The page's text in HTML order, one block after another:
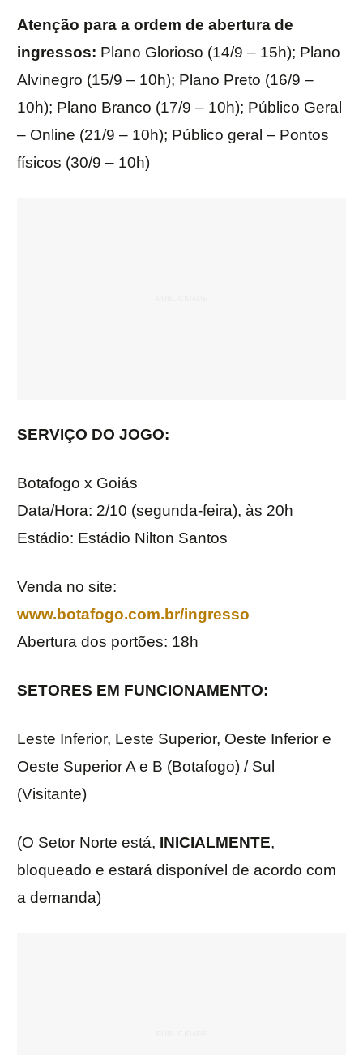
Atenção para a ordem de abertura de
ingressos: Plano Glorioso (14/9 – 15h); Plano
Alvinegro (15/9 – 10h); Plano Preto (16/9 –
10h); Plano Branco (17/9 – 10h); Público Geral
– Online (21/9 – 10h); Público geral – Pontos
físicos (30/9 – 10h)
SERVIÇO DO JOGO:
Botafogo x Goiás
Data/Hora: 2/10 (segunda-feira), às 20h
Estádio: Estádio Nilton Santos
Venda no site:
www.botafogo.com.br/ingresso
Abertura dos portões: 18h
SETORES EM FUNCIONAMENTO:
Leste Inferior, Leste Superior, Oeste Inferior e
Oeste Superior A e B (Botafogo) / Sul
(Visitante)
(O Setor Norte está, INICIALMENTE,
bloqueado e estará disponível de acordo com
a demanda)